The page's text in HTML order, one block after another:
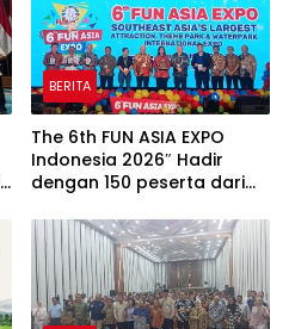
BERITA
The 6th FUN ASIA EXPO
Indonesia 2026″ Hadir
dengan 150 peserta dari
Industri Taman Rekreasi
dan Ekosistem Pariwisata
di Tanah Air